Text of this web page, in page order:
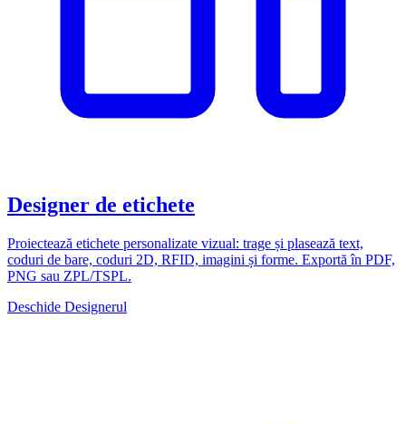
Designer de etichete
Proiectează etichete personalizate vizual: trage și plasează text,
coduri de bare, coduri 2D, RFID, imagini și forme. Exportă în PDF,
PNG sau ZPL/TSPL.
Deschide Designerul